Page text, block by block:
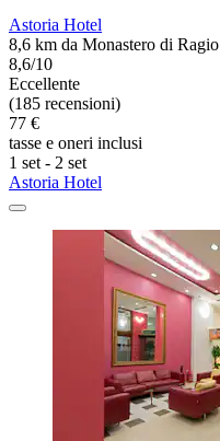
Astoria Hotel
8,6 km da Monastero di Ragio
8,6/10
Eccellente
(185 recensioni)
77 €
tasse e oneri inclusi
1 set - 2 set
Astoria Hotel